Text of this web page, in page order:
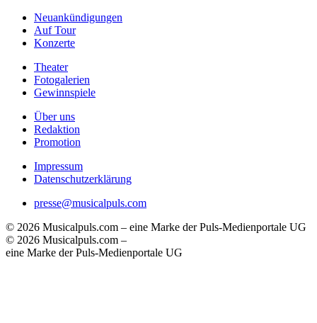
Neuankündigungen
Auf Tour
Konzerte
Theater
Fotogalerien
Gewinnspiele
Über uns
Redaktion
Promotion
Impressum
Datenschutzerklärung
presse@musicalpuls.com
© 2026 Musicalpuls.com – eine Marke der Puls-Medienportale UG
© 2026 Musicalpuls.com –
eine Marke der Puls-Medienportale UG